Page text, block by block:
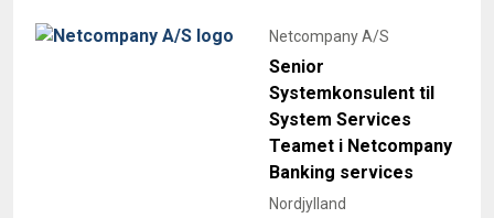
Netcompany A/S
Senior
Systemkonsulent til
System Services
Teamet i Netcompany
Banking services
Nordjylland